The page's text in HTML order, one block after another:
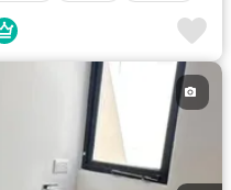
equipada
Electricidad
Internet
Seguridad